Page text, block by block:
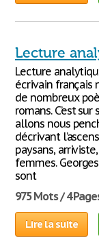
Lecture
Lecture
écrivain français
de nombreux
romans. C’est
allons nous
décrivant
paysans,
femmes.
sont
975 Mots / 4
Lire la suite